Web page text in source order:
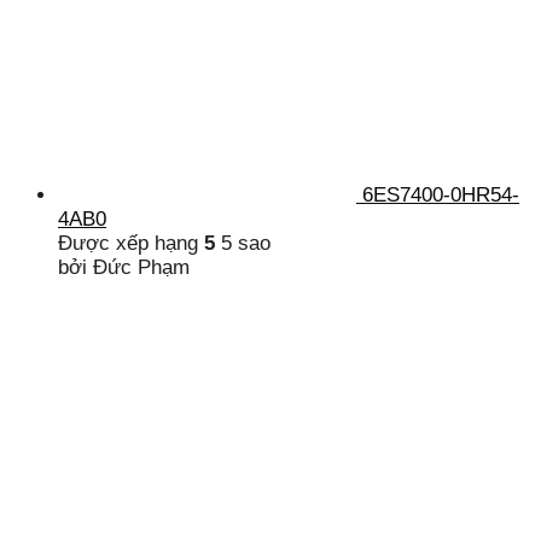
6ES7400-0HR54-
4AB0
Được xếp hạng 5 5 sao
bởi Đức Phạm